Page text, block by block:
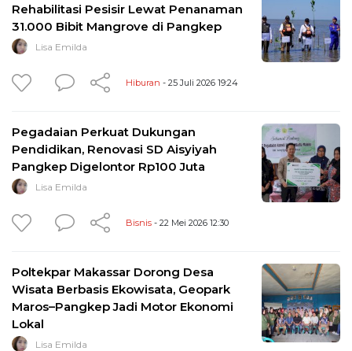
Rehabilitasi Pesisir Lewat Penanaman
31.000 Bibit Mangrove di Pangkep
Lisa Emilda
Hiburan - 25 Juli 2026 19:24
Pegadaian Perkuat Dukungan
Pendidikan, Renovasi SD Aisyiyah
Pangkep Digelontor Rp100 Juta
Lisa Emilda
Bisnis - 22 Mei 2026 12:30
Poltekpar Makassar Dorong Desa
Wisata Berbasis Ekowisata, Geopark
Maros–Pangkep Jadi Motor Ekonomi
Lokal
Lisa Emilda